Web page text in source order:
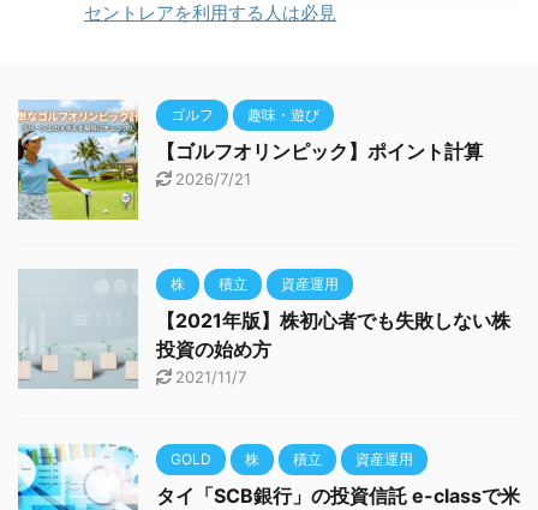
セントレアを利用する人は必見
ゴルフ 趣味・遊び
【ゴルフオリンピック】ポイント計算
2026/7/21
株 積立 資産運用
【2021年版】株初心者でも失敗しない株
投資の始め方
2021/11/7
GOLD 株 積立 資産運用
タイ「SCB銀行」の投資信託 e-classで米